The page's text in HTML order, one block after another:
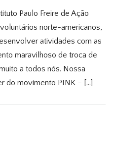
Paulo Freire de Ação
norte-americanos,
atividades com as
maravilhoso de troca de
a todos nós. Nossa
do movimento PINK – […]